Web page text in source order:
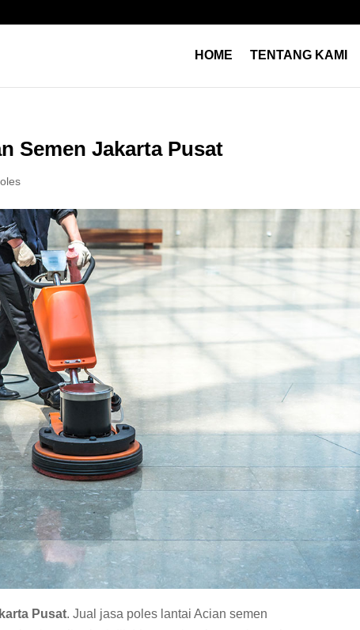
HOME TENTANG KAMI
Semen Jakarta Pusat
Pusat. Jual jasa poles lantai Acian semen